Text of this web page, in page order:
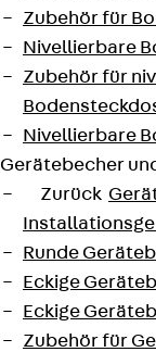
Zubehör für
Nivellierbare
Zubehör für
Nivellierbare
Gerätebecher
Zurück
Runde
Eckige
Eckige
Zubehör für